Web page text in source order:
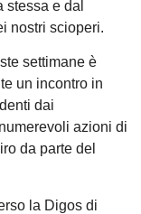
e dal
nostri scioperi.
settimane è
un incontro in
dai
azioni di
da parte del
la Digos di